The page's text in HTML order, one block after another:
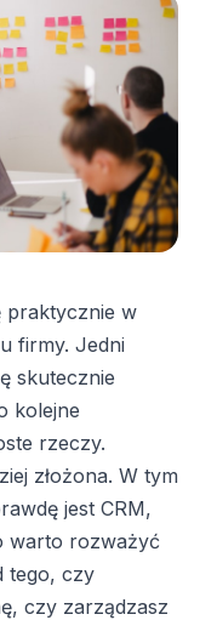
praktycznie w
firmy. Jedni
skutecznie
kolejne
rzeczy.
złożona. W tym
jest CRM,
warto rozważyć
tego, czy
czy zarządzasz